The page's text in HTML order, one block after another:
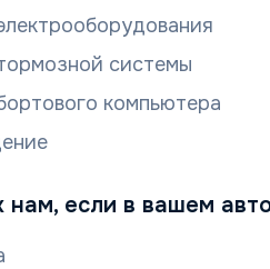
системы
компьютера
нам, если в вашем